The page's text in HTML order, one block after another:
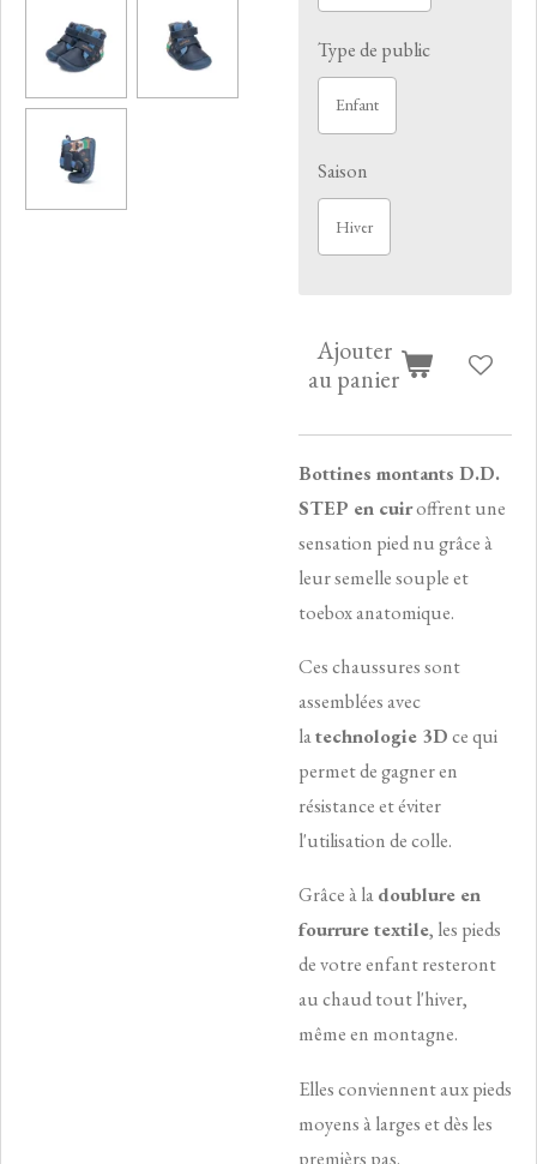
Type de public
Enfant
Saison
Hiver
Ajouter
au panier
Bottines montants D.D.
STEP en cuiroffrent une
sensation pied nu grâce à
leur semelle souple et
toebox anatomique.
Ces chaussures sont
assemblées avec
latechnologie 3Dce qui
permet de gagner en
résistance et éviter
l'utilisation de colle.
Grâce à ladoublure en
fourrure textile, les pieds
de votre enfant resteront
au chaud tout l'hiver,
même en montagne.
Elles conviennent aux pieds
moyens à larges et dès les
premièrs pas.